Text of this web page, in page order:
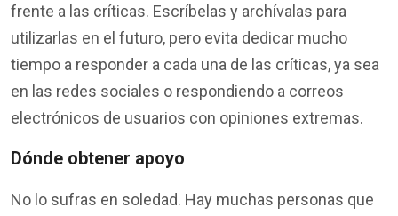
frente a las críticas. Escríbelas y archívalas para
utilizarlas en el futuro, pero evita dedicar mucho
tiempo a responder a cada una de las críticas, ya sea
en las redes sociales o respondiendo a correos
electrónicos de usuarios con opiniones extremas.
Dónde obtener apoyo
No lo sufras en soledad. Hay muchas personas que